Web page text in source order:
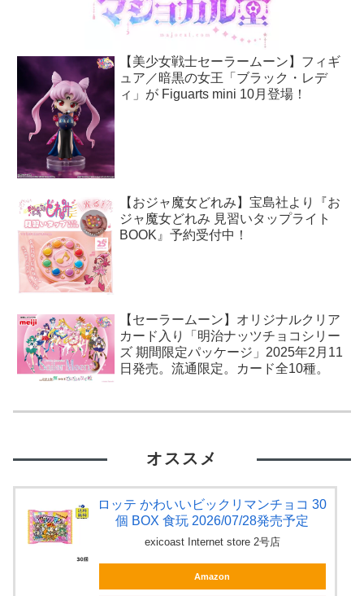
【美少女戦士セーラームーン】フィギ
ュア／暗黒の女王「ブラック・レデ
ィ」が Figuarts mini 10月登場！
【おジャ魔女どれみ】宝島社より『お
ジャ魔女どれみ 見習いタップライト
BOOK』予約受付中！
【セーラームーン】オリジナルクリア
カード入り「明治ナッツチョコシリー
ズ 期間限定パッケージ」2025年2月11
日発売。流通限定。カード全10種。
オススメ
ロッテ かわいいビックリマンチョコ 30
個 BOX 食玩 2026/07/28発売予定
exicoast Internet store 2号店
Amazon